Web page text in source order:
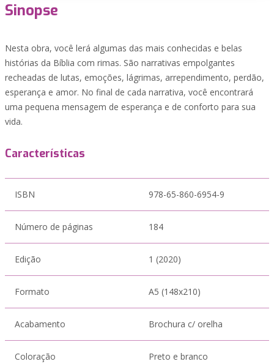
Sinopse
Nesta obra, você lerá algumas das mais conhecidas e belas
histórias da Bíblia com rimas. São narrativas empolgantes
recheadas de lutas, emoções, lágrimas, arrependimento, perdão,
esperança e amor. No final de cada narrativa, você encontrará
uma pequena mensagem de esperança e de conforto para sua
vida.
Características
ISBN 978-65-860-6954-9
Número de páginas 184
Edição 1 (2020)
Formato A5 (148x210)
Acabamento Brochura c/ orelha
Coloração Preto e branco